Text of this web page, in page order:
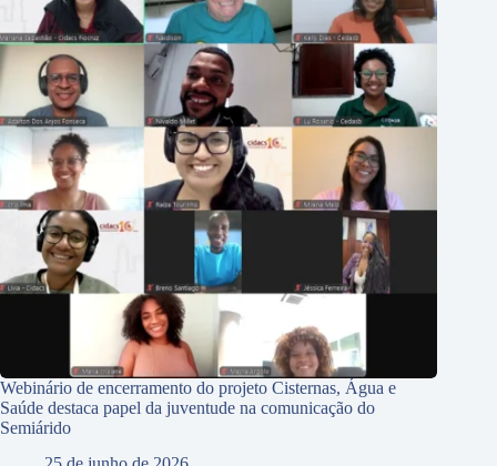
Webinário de encerramento do projeto Cisternas, Água e
Saúde destaca papel da juventude na comunicação do
Semiárido